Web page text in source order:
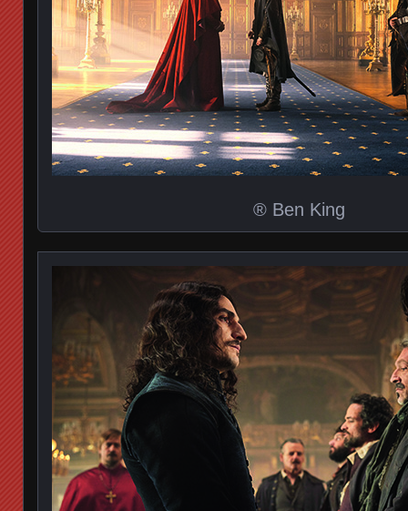
® Ben King